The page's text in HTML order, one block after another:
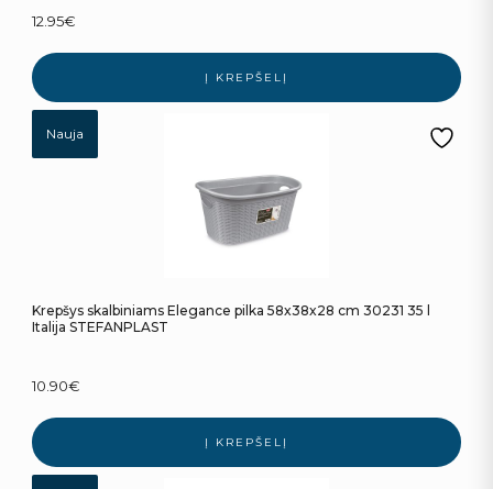
12.95€
Į KREPŠELĮ
Nauja
Krepšys skalbiniams Elegance pilka 58x38x28 cm 30231 35 l
Italija STEFANPLAST
10.90€
Į KREPŠELĮ